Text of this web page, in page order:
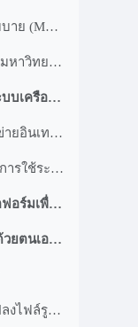
การจัดการบทเรียนในโมบาย (Mobile Application)
MindMap : การใช้ IT ในมหาวิทยาลัยราชภัฏสุรินทร์
Week2-ความรู้เกี่ยวกับระบบเครือข่ายอินเทอร์เน็ต : การสื่อสารคอมพิวเตอร์
เอกสารเรื่อง ระบบเครือข่ายอินเทอร์เน็ต
Infographic : การบริการการใช้ระบบ IT มหาวิทยาลัยราชภัฏสุรินทร์
Week3-การใช้ดิจิทัลแพตฟอร์มเพื่อการศึกษาของ Microsoft
Week4-การศึกษาเรียนรู้ด้วยตนเองผ่าน VDO Clip และสอบย่อยออนไลน์
VDO Clip : สาธิตการแปลงไฟล์รูปภาพเป็นข้อความ ด้วย Line